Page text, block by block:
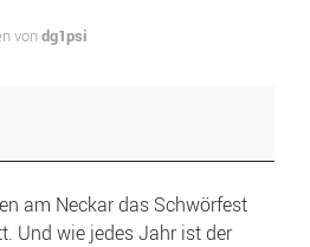
vondg1psi
am Neckar das Schwörfest
Und wie jedes Jahr ist der